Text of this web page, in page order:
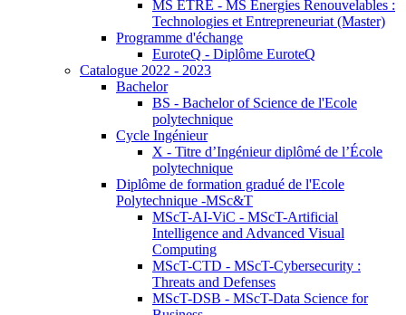
MS ETRE - MS Energies Renouvelables :
Technologies et Entrepreneuriat (Master)
Programme d'échange
EuroteQ - Diplôme EuroteQ
Catalogue 2022 - 2023
Bachelor
BS - Bachelor of Science de l'Ecole
polytechnique
Cycle Ingénieur
X - Titre d’Ingénieur diplômé de l’École
polytechnique
Diplôme de formation gradué de l'Ecole
Polytechnique -MSc&T
MScT-AI-ViC - MScT-Artificial
Intelligence and Advanced Visual
Computing
MScT-CTD - MScT-Cybersecurity :
Threats and Defenses
MScT-DSB - MScT-Data Science for